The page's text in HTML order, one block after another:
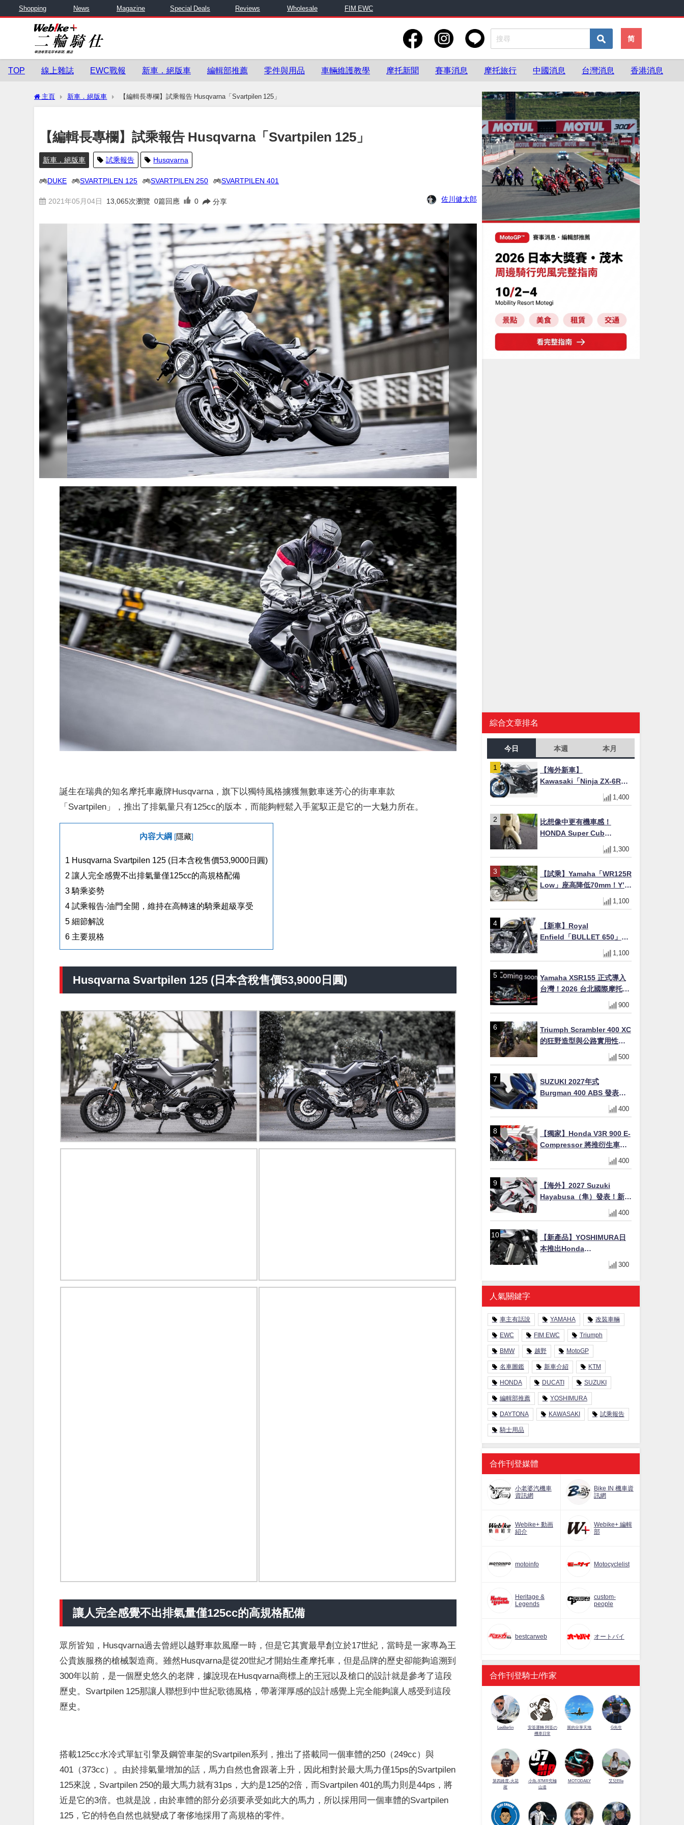
Shopping News Magazine Special Deals Reviews Wholesale FIM EWC
简
TOP 線上雜誌 EWC戰報 新車．絕版車 編輯部推薦 零件與用品 車輛維護教學 摩托新聞 賽事消息 摩托旅行 中國消息 台灣消息 香港消息
主頁 新車．絕版車 【編輯長專欄】試乘報告 Husqvarna「Svartpilen 125」
【編輯長專欄】試乘報告 Husqvarna「Svartpilen 125」
新車．絕版車 試乘報告 Husqvarna
DUKE SVARTPILEN 125 SVARTPILEN 250 SVARTPILEN 401
2021年05月04日 13,065次瀏覽 0篇回應 0 分享 佐川健太郎
誕生在瑞典的知名摩托車廠牌Husqvarna，旗下以獨特風格擄獲無數車迷芳心的街車車款
「Svartpilen」，推出了排氣量只有125cc的版本，而能夠輕鬆入手駕馭正是它的一大魅力所在。
內容大綱 [隱藏]
1
Husqvarna Svartpilen 125 (日本含稅售價53,9000日圓)
2 讓人完全感覺不出排氣量僅125cc的高規格配備
3 騎乘姿勢
4 試乘報告-油門全開，維持在高轉速的騎乘超級享受
5 細節解說
6 主要規格
Husqvarna Svartpilen 125 (日本含稅售價53,9000日圓)
讓人完全感覺不出排氣量僅125cc的高規格配備
眾所皆知，Husqvarna過去曾經以越野車款風靡一時，但是它其實最早創立於17世紀，當時是一家專為王
公貴族服務的槍械製造商。雖然Husqvarna是從20世紀才開始生產摩托車，但是品牌的歷史卻能夠追溯到
300年以前，是一個歷史悠久的老牌，據說現在Husqvarna商標上的王冠以及槍口的設計就是參考了這段
歷史。Svartpilen 125那讓人聯想到中世紀歌德風格，帶著渾厚感的設計感覺上完全能夠讓人感受到這段
歷史。
搭載125cc水冷式單缸引擎及鋼管車架的Svartpilen系列，推出了搭載同一個車體的250（249cc）與
401（373cc）。由於排氣量增加的話，馬力自然也會跟著上升，因此相對於最大馬力僅15ps的Svartpilen
125來說，Svartpilen 250的最大馬力就有31ps，大約是125的2倍，而Svartpilen 401的馬力則是44ps，將
近是它的3倍。也就是說，由於車體的部分必須要承受如此大的馬力，所以採用同一個車體的Svartpilen
125，它的特色自然也就變成了奢侈地採用了高規格的零件。
綜合文章排名
今日 本週 本月
【海外新車】
Kawasaki「Ninja ZX-6R」
2027年式北美發表！636cc
四缸×銀河銀/暮光藍新色
美元起
1,400
比想像中更有機車感！
HONDA Super Cub
110【Webike愛車精選】
1,300
【試乘】Yamaha「WR125R
Low」座高降低70mm！Y’s
Gear低座高座墊×低座高連桿
×腳踏著地感大幅改善，越野
1,100
【新車】Royal
Enfield「BULLET 650」8
月27日日本發售（98萬日圓
～）！648cc空冷並列雙缸×
色
1,100
Yamaha XSR155 正式導入
台灣！2026 台北國際摩托車
展亮相，70 週年紀念版
YZF-R 系列限量追加販售
900
Triumph Scrambler 400 XC
的狂野造型與公路實用性的
500
SUZUKI 2027年式
Burgman 400 ABS 發表！
8/18日本上市、支援E10汽油
售價98萬100日圓
400
【獨家】Honda V3R 900 E-
Compressor 將推衍生車
系？自然進氣 V3 同步測試
中，CG 預想曝光！
400
【海外】2027 Suzuki
Hayabusa（隼）發表！新增
Special Edition 特仕版，全
新珍珠白塗裝與專屬配備登
400
【新產品】YOSHIMURA日
本推出Honda
CB1000F/CB1000 HORNET
專用水箱護網，六角網紋設
計質感升級
300
人氣關鍵字
車主有話說 YAMAHA 改裝車輛
EWC FIM EWC Triumph
BMW 越野 MotoGP
名車圖鑑 新車介紹 KTM
HONDA DUCATI SUZUKI
編輯部推薦 YOSHIMURA
DAYTONA KAWASAKI 試乘報告
騎士用品
合作刊登媒體
小老婆汽機車
資訊網
Bike IN 機車資
訊網
Webike+ 動画
紹介
Webike+ 編輯
部
motoinfo Motocyclelist
Heritage &
Legends
custom-
people
bestcarweb オートバイ
合作刊登騎士/作家
LeeBerlin
安筌運轉 阿筌の
機車日常
展的分享天地 G先生
第四維度-火花
羅
小魚-97MR究極
山道
MOTODAILY 艾兒Elle